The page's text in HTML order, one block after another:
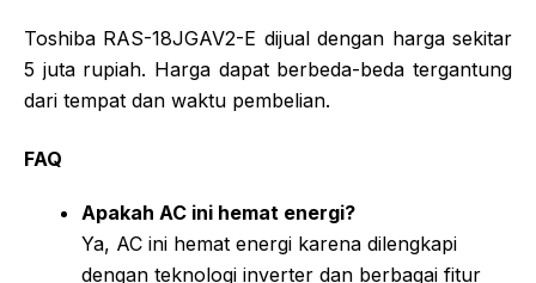
Toshiba RAS-18JGAV2-E dijual dengan harga sekitar
5 juta rupiah. Harga dapat berbeda-beda tergantung
dari tempat dan waktu pembelian.
FAQ
Apakah AC ini hemat energi?
Ya, AC ini hemat energi karena dilengkapi
dengan teknologi inverter dan berbagai fitur